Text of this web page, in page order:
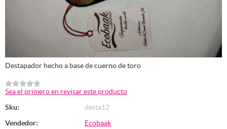
Destapador hecho a base de cuerno de toro
Sea el primero en revisar este producto
Sku:
desta12
Vendedor:
Ecobaak